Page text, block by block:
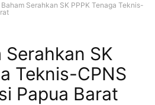
Baham Serahkan SK PPPK Tenaga Teknis-
Serahkan SK
Teknis-CPNS
Papua Barat